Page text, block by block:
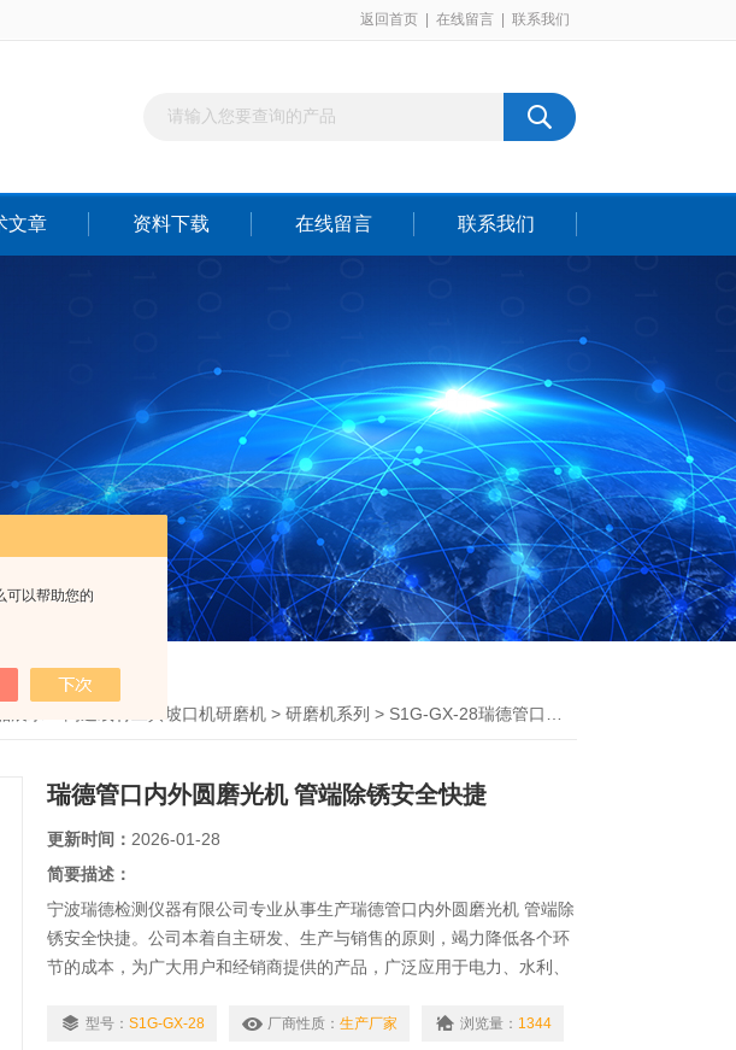
可以帮助您的
返回首页 在线留言 联系我们
文章 资料下载 在线留言 联系我们
高速线材工具坡口机研磨机 > 研磨机系列 > S1G-GX-28瑞德管口内外圆磨光机 管端除锈安全快捷
瑞德管口内外圆磨光机 管端除锈安全快捷
更新时间： 2026-01-28
简要描述：
宁波瑞德检测仪器有限公司专业从事生产瑞德管口内外圆磨光机 管端除
锈安全快捷。公司本着自主研发、生产与销售的原则，竭力降低各个环
节的成本，为广大用户和经销商提供的产品，广泛应用于电力、水利、
型号： S1G-GX-28 厂商性质： 生产厂家 浏览量： 1344